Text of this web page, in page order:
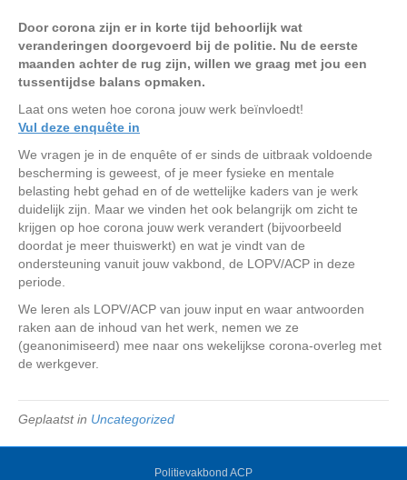
Door corona zijn er in korte tijd behoorlijk wat
veranderingen doorgevoerd bij de politie. Nu de eerste
maanden achter de rug zijn, willen we graag met jou een
tussentijdse balans opmaken.
Laat ons weten hoe corona jouw werk beïnvloedt!
Vul deze enquête in
We vragen je in de enquête of er sinds de uitbraak voldoende
bescherming is geweest, of je meer fysieke en mentale
belasting hebt gehad en of de wettelijke kaders van je werk
duidelijk zijn. Maar we vinden het ook belangrijk om zicht te
krijgen op hoe corona jouw werk verandert (bijvoorbeeld
doordat je meer thuiswerkt) en wat je vindt van de
ondersteuning vanuit jouw vakbond, de LOPV/ACP in deze
periode.
We leren als LOPV/ACP van jouw input en waar antwoorden
raken aan de inhoud van het werk, nemen we ze
(geanonimiseerd) mee naar ons wekelijkse corona-overleg met
de werkgever.
Geplaatst in Uncategorized
Politievakbond ACP